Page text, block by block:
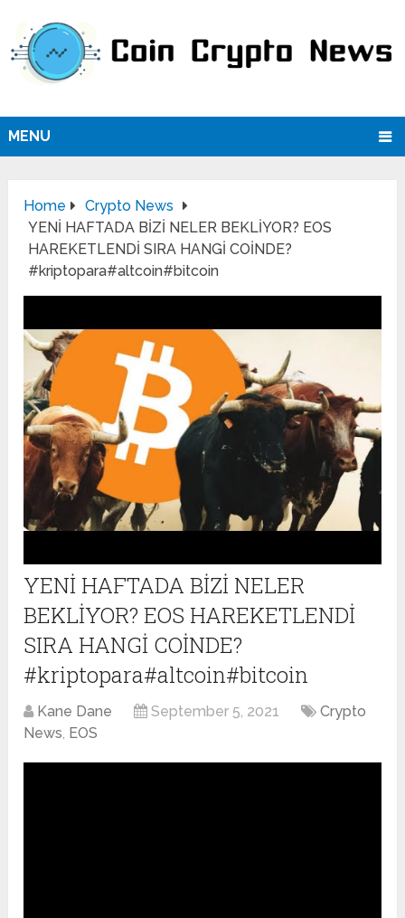
MENU
Home
Crypto News
YENİ HAFTADA BİZİ NELER BEKLİYOR? EOS
HAREKETLENDİ SIRA HANGİ COİNDE?
#kriptopara#altcoin#bitcoin
YENİ HAFTADA BİZİ NELER
BEKLİYOR? EOS HAREKETLENDİ
SIRA HANGİ COİNDE?
#kriptopara#altcoin#bitcoin
Kane Dane September 5, 2021
Crypto
News, EOS